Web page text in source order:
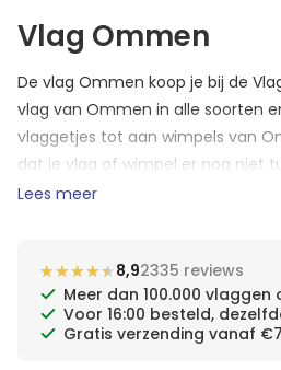
Vlag Ommen
De vlag Ommen koop je bij de
vlag van Ommen in alle soorten
vlaggetjes tot aan wimpels van
dat je vlag of wimpel er nog niet
contact op met ons en we zullen
Lees meer
★★★★★
★★★★★8,92335 reviews
Meer dan 100.000
Voor 16:00 besteld,
Gratis verzending vanaf